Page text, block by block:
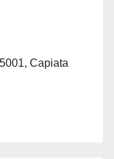
Capiata